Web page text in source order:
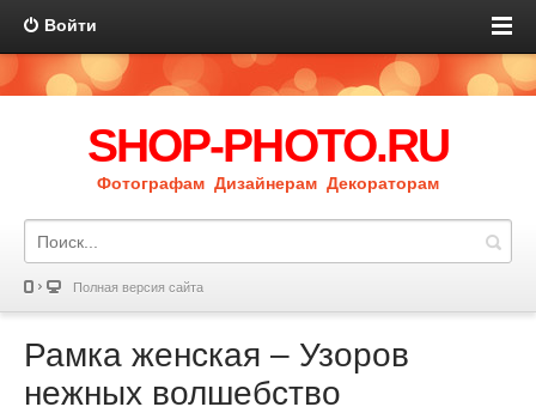
Войти
SHOP-PHOTO.RU
Фотографам Дизайнерам Декораторам
Полная версия сайта
Рамка женская – Узоров
нежных волшебство